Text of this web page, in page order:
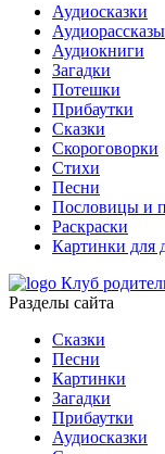
Аудиосказки
Аудиорассказы
Аудиокниги
Загадки
Потешки
Прибаутки
Сказки
Скороговорки
Стихи
Песни
Пословицы и
Раскраски
Картинки для
Клуб
Разделы сайта
Сказки
Песни
Картинки
Загадки
Прибаутки
Аудиосказки